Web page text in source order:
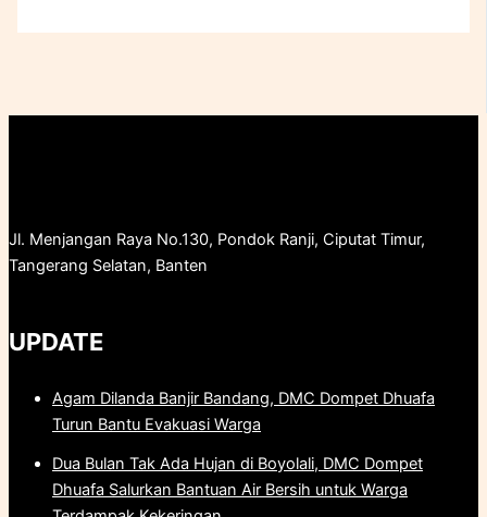
Jl. Menjangan Raya No.130, Pondok Ranji, Ciputat Timur,
Tangerang Selatan, Banten
UPDATE
Agam Dilanda Banjir Bandang, DMC Dompet Dhuafa
Turun Bantu Evakuasi Warga
Dua Bulan Tak Ada Hujan di Boyolali, DMC Dompet
Dhuafa Salurkan Bantuan Air Bersih untuk Warga